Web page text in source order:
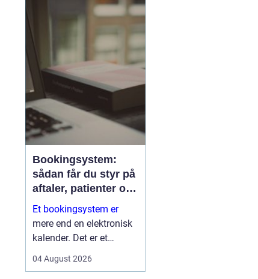
du søger tandlæge
, handler det
derfor ikke kun om...
Bookingsystem:
sådan får du styr på
aftaler, patienter og
tid
Et bookingsystem er
mere end en elektronisk
kalender. Det er et
klinikker, behandlere og
04 August 2026